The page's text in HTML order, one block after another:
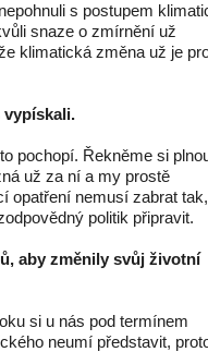
s postupem
snaze o zmírnění už
klimatická změna už je
vypískali.
pochopí. Řekněme si
už za ní a my prostě
opatření nemusí zabrat tak,
politik připravit.
aby změnily svůj životní
si u nás pod termínem
neumí představit,